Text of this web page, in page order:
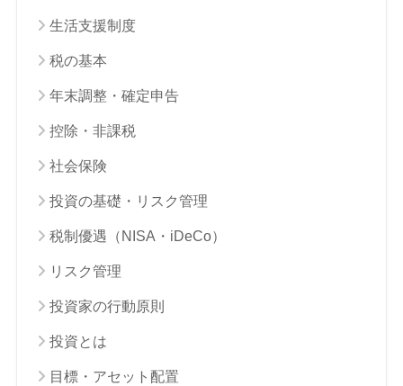
生活支援制度
税の基本
年末調整・確定申告
控除・非課税
社会保険
投資の基礎・リスク管理
税制優遇（NISA・iDeCo）
リスク管理
投資家の行動原則
投資とは
目標・アセット配置